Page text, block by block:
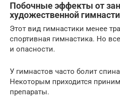
Побочные эффекты от
художественной
Этот вид гимнастики менее
спортивная гимнастика. Но
и опасности.
У гимнастов часто болит
Некоторым приходится
препараты.